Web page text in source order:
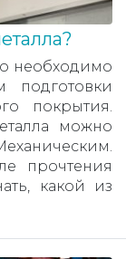
необходимо
подготовки
покрытия.
можно
прочтения
какой из